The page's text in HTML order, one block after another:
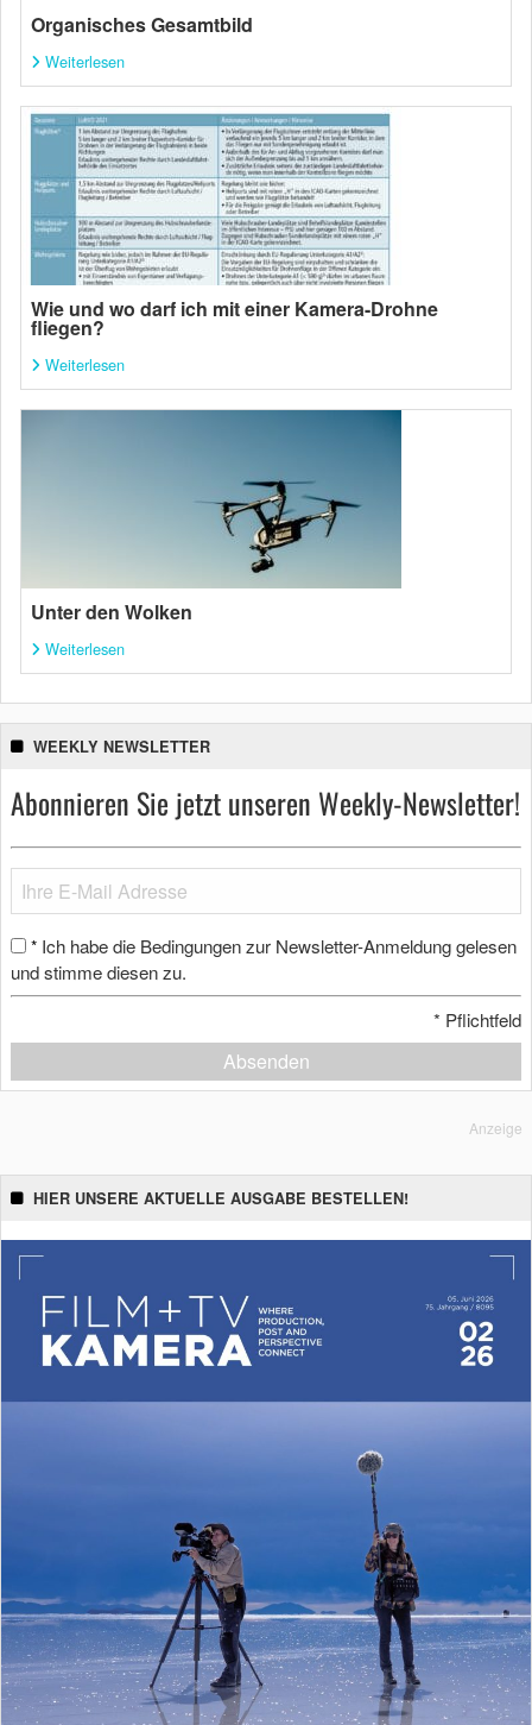
Organisches Gesamtbild
Weiterlesen
Wie und wo darf ich mit einer Kamera-Drohne
fliegen?
Weiterlesen
Unter den Wolken
Weiterlesen
WEEKLY NEWSLETTER
Abonnieren Sie jetzt unseren Weekly-Newsletter!
* Ich habe die Bedingungen zur Newsletter-Anmeldung gelesen
und stimme diesen zu.
* Pflichtfeld
Absenden
Anzeige
HIER UNSERE AKTUELLE AUSGABE BESTELLEN!